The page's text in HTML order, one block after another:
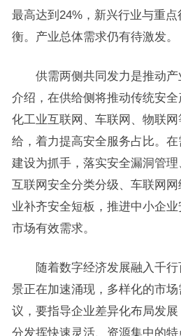
最高达到24%，新兴行业与重
衡。产业总体需求仍有待激发。
供需两侧共同发力是推动产
介绍，在供给侧将推动传统安
化工业互联网、车联网、物联
给，着力提高安全服务占比。
建设为抓手，落实安全漏洞管
互联网安全分类分级、车联网
业补齐安全短板，推进中小企
市场有效需求。
随着数字经济发展融入千行
景正在加速涌现，多样化的市
议，要指导企业差异化布局发
分发挥快速灵活、资源集中的